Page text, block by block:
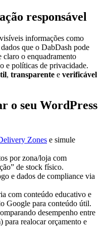
responsável
informações como
que o DabDash pode
claro o enquadramento
e políticas de privacidade.
, transparente e verificável
o seu WordPress
Zones e simule
por zona/loja com
de stock físico.
e dados de compliance via
com conteúdo educativo e
Google para conteúdo útil.
desempenho entre
para realocar orçamento e